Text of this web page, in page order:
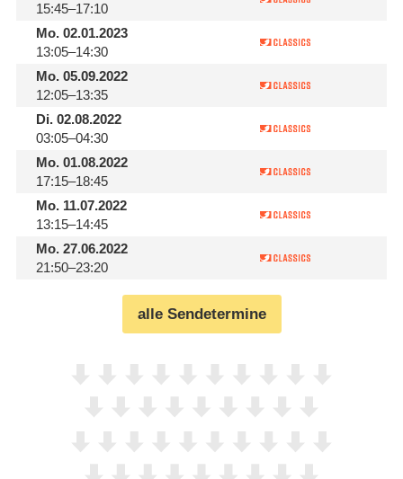
15:45–17:10
Mo.02.01.2023
13:05–14:30
Mo.05.09.2022
12:05–13:35
Di.02.08.2022
03:05–04:30
Mo.01.08.2022
17:15–18:45
Mo.11.07.2022
13:15–14:45
Mo.27.06.2022
21:50–23:20
alle Sendetermine